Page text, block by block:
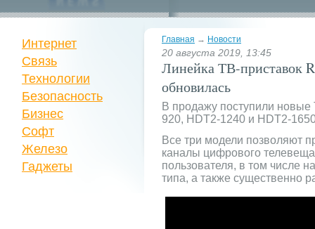
Главная → Новости
20 августа 2019, 13:45
Линейка ТВ-приставок
обновилась
В продажу поступили
920, HDT2-1240 и HDT2-
Все три модели позволяют
каналы цифрового
пользователя, в том числе
типа, а также существенно
Интернет
Связь
Технологии
Безопасность
Бизнес
Софт
Железо
Гаджеты